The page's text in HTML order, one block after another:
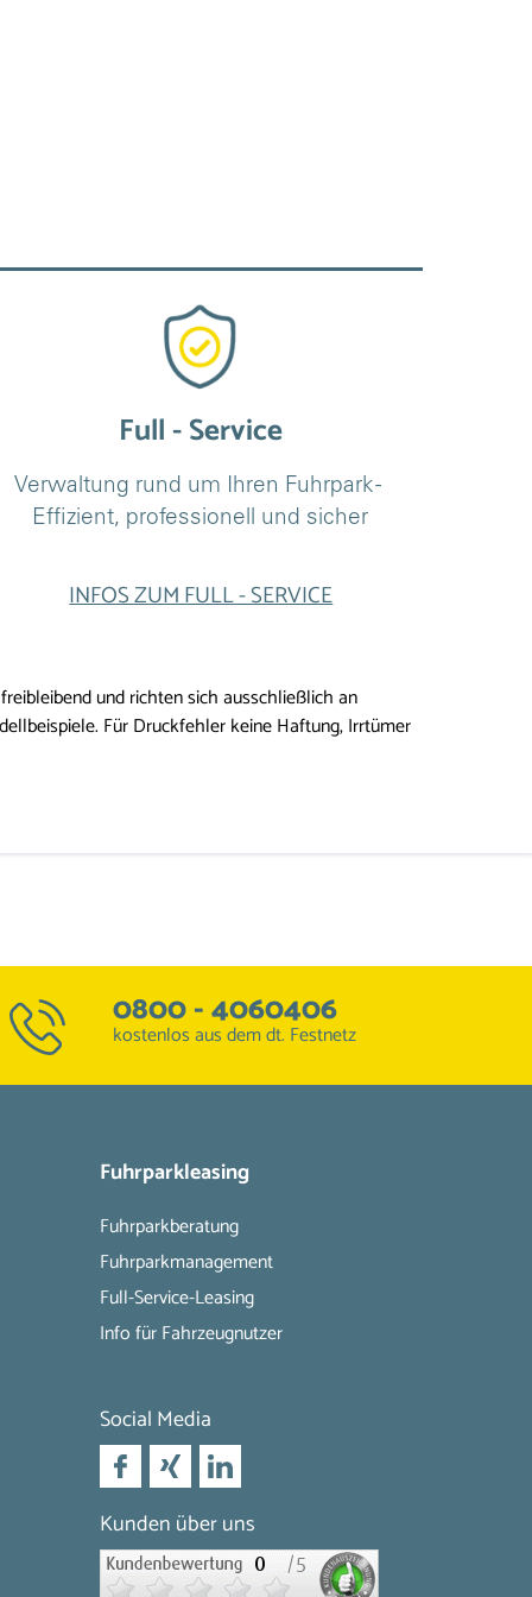
Full - Service
Verwaltung rund um Ihren Fuhrpark -
Effizient, professionell und sicher
INFOS ZUM FULL - SERVICE
und richten sich ausschließlich an
Für Druckfehler keine Haftung, Irrtümer
0800 - 4060406
kostenlos aus dem dt. Festnetz
Fuhrparkleasing
Fuhrparkberatung
Fuhrparkmanagement
Full-Service-Leasing
Info für Fahrzeugnutzer
Social Media
Kunden über uns